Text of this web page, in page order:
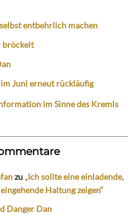
entbehrlich machen
bröckelt
Juni erneut rückläufig
im Sinne des Kremls
zu „Ich sollte eine einladende,
Haltung zeigen“
Danger Dan